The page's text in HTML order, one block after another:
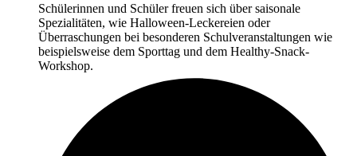
Schülerinnen und Schüler freuen sich über saisonale
Spezialitäten, wie Halloween-Leckereien oder
Überraschungen bei besonderen Schulveranstaltungen wie
beispielsweise dem Sporttag und dem Healthy-Snack-
Workshop.